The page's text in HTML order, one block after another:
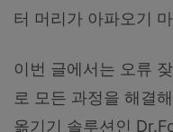
터 머리가 아파오기
이번 글에서는 오류
로 모든 과정을 해결
옮기기 솔루션인